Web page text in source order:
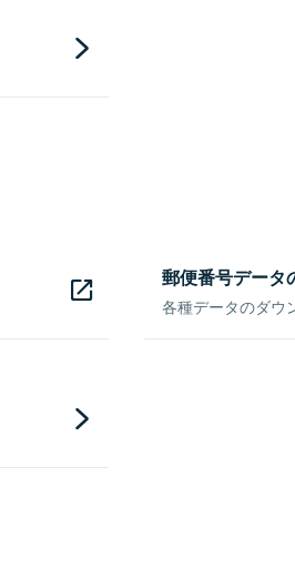
郵便番号データ
各種データのダウ